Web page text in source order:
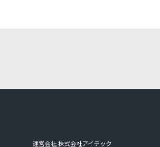
運営会社 株式会社アイテック